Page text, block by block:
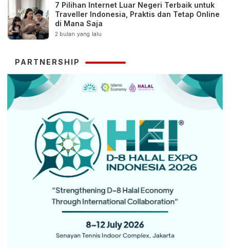
7 Pilihan Internet Luar Negeri Terbaik untuk
Traveller Indonesia, Praktis dan Tetap Online
di Mana Saja
2 bulan yang lalu
PARTNERSHIP